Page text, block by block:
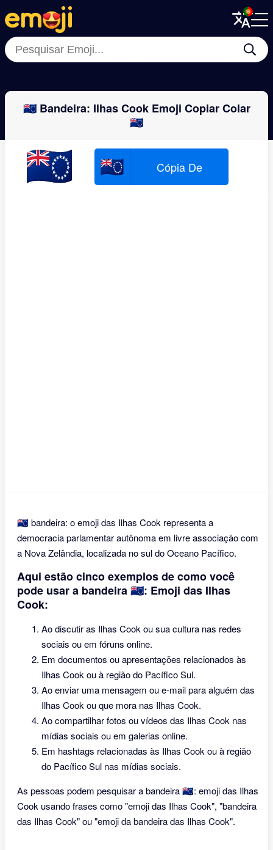
Menu
Close
Menu
Close
🇨🇰 Bandeira: Ilhas Cook Emoji Copiar Colar
🇨🇰
🇨🇰 🇨🇰 Cópia De
🇨🇰 bandeira: o emoji das Ilhas Cook representa a
democracia parlamentar autônoma em livre associação com
a Nova Zelândia, localizada no sul do Oceano Pacífico.
Aqui estão cinco exemplos de como você
pode usar a bandeira 🇨🇰: Emoji das Ilhas
Cook:
Ao discutir as Ilhas Cook ou sua cultura nas redes
sociais ou em fóruns online.
Em documentos ou apresentações relacionados às
Ilhas Cook ou à região do Pacífico Sul.
Ao enviar uma mensagem ou e-mail para alguém das
Ilhas Cook ou que mora nas Ilhas Cook.
Ao compartilhar fotos ou vídeos das Ilhas Cook nas
mídias sociais ou em galerias online.
Em hashtags relacionadas às Ilhas Cook ou à região
do Pacífico Sul nas mídias sociais.
As pessoas podem pesquisar a bandeira 🇨🇰: emoji das Ilhas
Cook usando frases como "emoji das Ilhas Cook", "bandeira
das Ilhas Cook" ou "emoji da bandeira das Ilhas Cook".